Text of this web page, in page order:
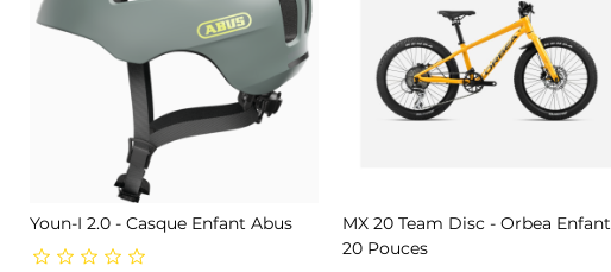
Youn-I 2.0 - Casque Enfant Abus
MX 20 Team Disc - Orbea Enfant
20 Pouces